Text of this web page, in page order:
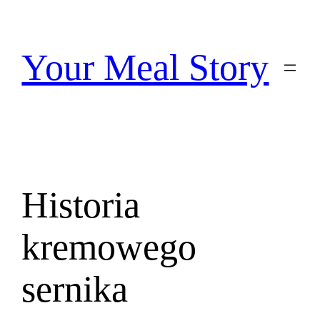
treściYour Meal Story
Historia
kremowego
sernika